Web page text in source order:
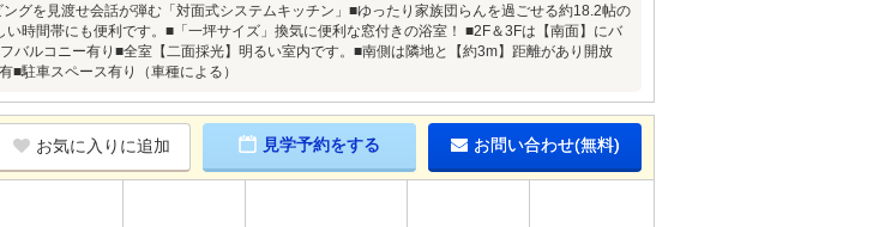
グを見渡せ会話が弾む「対面式システムキッチン」■ゆったり家族団らんを過ごせる約18.2帖の
時間帯にも便利です。■「一坪サイズ」換気に便利な窓付きの浴室！ ■2F＆3Fは【南面】にバ
バルコニー有り■全室【二面採光】明るい室内です。■南側は隣地と【約3m】距離があり開放
■駐車スペース有り（車種による）
お気に入りに追加 見学予約をする お問い合わせ(無料)